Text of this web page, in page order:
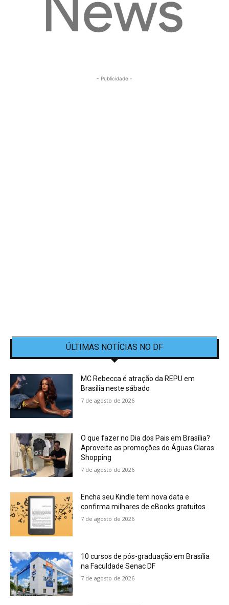
- Publicidade -
ÚLTIMAS NOTÍCIAS NO DF
MC Rebecca é atração da REPU em
Brasília neste sábado
7 de agosto de 2026
O que fazer no Dia dos Pais em Brasília?
Aproveite as promoções do Águas Claras
Shopping
7 de agosto de 2026
Encha seu Kindle tem nova data e
confirma milhares de eBooks gratuitos
7 de agosto de 2026
10 cursos de pós-graduação em Brasília
na Faculdade Senac DF
7 de agosto de 2026